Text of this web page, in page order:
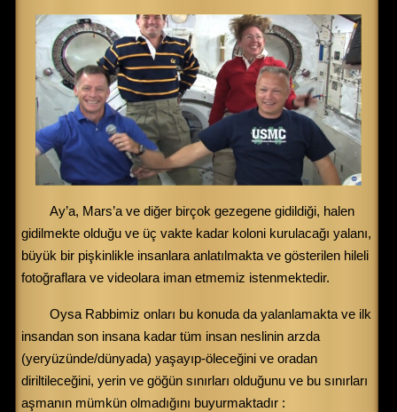
Ay’a, Mars’a ve diğer birçok gezegene gidildiği, halen
gidilmekte olduğu ve üç vakte kadar koloni kurulacağı yalanı,
büyük bir pişkinlikle insanlara anlatılmakta ve gösterilen hileli
fotoğraflara ve videolara iman etmemiz istenmektedir.
Oysa Rabbimiz onları bu konuda da yalanlamakta ve ilk
insandan son insana kadar tüm insan neslinin arzda
(yeryüzünde/dünyada) yaşayıp-öleceğini ve oradan
diriltileceğini, yerin ve göğün sınırları olduğunu ve bu sınırları
aşmanın mümkün olmadığını buyurmaktadır :